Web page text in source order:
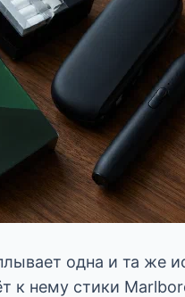
одна и та же
к нему стики